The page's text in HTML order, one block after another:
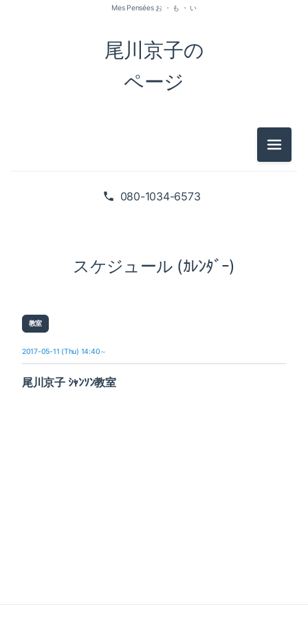
080-1034-6573
尾川京子の
ページ
Mes Pensées お ・ も ・ い
メニュ
スケジュール (ｶﾚﾝﾀﾞｰ)
教室
2017-05-11 (Thu) 14:40～
尾川京子 ｼｬﾝｿﾝ教室